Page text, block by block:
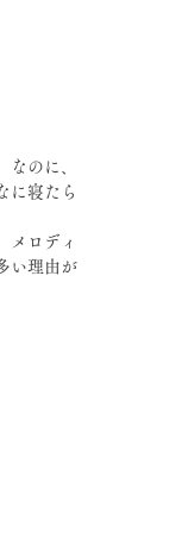
のに、
に寝たら
メロディ
い理由が